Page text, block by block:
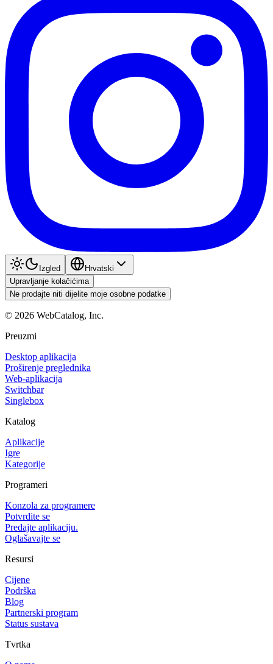
Izgled
Hrvatski
Upravljanje kolačićima
Ne prodajte niti dijelite moje osobne podatke
© 2026 WebCatalog, Inc.
Preuzmi
Desktop aplikacija
Proširenje preglednika
Web-aplikacija
Switchbar
Singlebox
Katalog
Aplikacije
Igre
Kategorije
Programeri
Konzola za programere
Potvrdite se
Predajte aplikaciju.
Oglašavajte se
Resursi
Cijene
Podrška
Blog
Partnerski program
Status sustava
Tvrtka